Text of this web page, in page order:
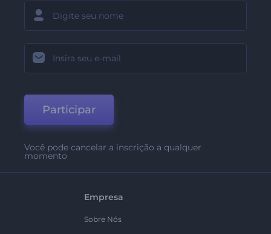
Participar
Você pode cancelar a inscrição a qualquer
momento
Empresa
Sobre Nós